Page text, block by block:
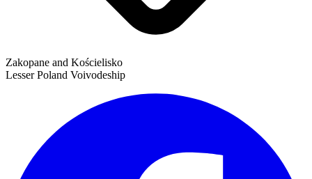
Zakopane and Kościelisko
Lesser Poland Voivodeship